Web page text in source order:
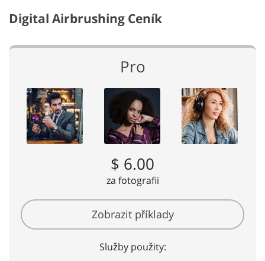
Digital Airbrushing Ceník
Pro
$ 6.00
za fotografii
Zobrazit příklady
Služby použity: